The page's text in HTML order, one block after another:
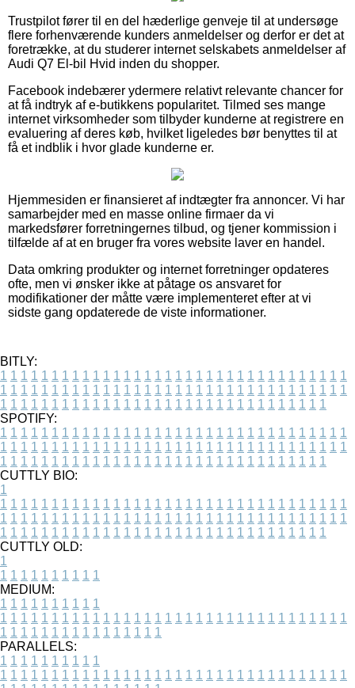
Trustpilot fører til en del hæderlige genveje til at undersøge
flere forhenværende kunders anmeldelser og derfor er det at
foretrække, at du studerer internet selskabets anmeldelser af
Audi Q7 El-bil Hvid inden du shopper.
Facebook indebærer ydermere relativt relevante chancer for
at få indtryk af e-butikkens popularitet. Tilmed ses mange
internet virksomheder som tilbyder kunderne at registrere en
evaluering af deres køb, hvilket ligeledes bør benyttes til at
få et indblik i hvor glade kunderne er.
Hjemmesiden er finansieret af indtægter fra annoncer. Vi har
samarbejder med en masse online firmaer da vi
markedsfører forretningernes tilbud, og tjener kommission i
tilfælde af at en bruger fra vores website laver en handel.
Data omkring produkter og internet forretninger opdateres
ofte, men vi ønsker ikke at påtage os ansvaret for
modifikationer der måtte være implementeret efter at vi
sidste gang opdaterede de viste informationer.
BITLY:
1 1 1 1 1 1 1 1 1 1 1 1 1 1 1 1 1 1 1 1 1 1 1 1 1 1 1 1 1 1 1 1 1 1
1 1 1 1 1 1 1 1 1 1 1 1 1 1 1 1 1 1 1 1 1 1 1 1 1 1 1 1 1 1 1 1 1 1
1 1 1 1 1 1 1 1 1 1 1 1 1 1 1 1 1 1 1 1 1 1 1 1 1 1 1 1 1 1 1 1
SPOTIFY:
1 1 1 1 1 1 1 1 1 1 1 1 1 1 1 1 1 1 1 1 1 1 1 1 1 1 1 1 1 1 1 1 1 1
1 1 1 1 1 1 1 1 1 1 1 1 1 1 1 1 1 1 1 1 1 1 1 1 1 1 1 1 1 1 1 1 1 1
1 1 1 1 1 1 1 1 1 1 1 1 1 1 1 1 1 1 1 1 1 1 1 1 1 1 1 1 1 1 1 1
CUTTLY BIO:
1
1 1 1 1 1 1 1 1 1 1 1 1 1 1 1 1 1 1 1 1 1 1 1 1 1 1 1 1 1 1 1 1 1 1
1 1 1 1 1 1 1 1 1 1 1 1 1 1 1 1 1 1 1 1 1 1 1 1 1 1 1 1 1 1 1 1 1 1
1 1 1 1 1 1 1 1 1 1 1 1 1 1 1 1 1 1 1 1 1 1 1 1 1 1 1 1 1 1 1 1
CUTTLY OLD:
1
1 1 1 1 1 1 1 1 1 1
MEDIUM:
1 1 1 1 1 1 1 1 1 1
1 1 1 1 1 1 1 1 1 1 1 1 1 1 1 1 1 1 1 1 1 1 1 1 1 1 1 1 1 1 1 1 1 1
1 1 1 1 1 1 1 1 1 1 1 1 1 1 1 1
PARALLELS:
1 1 1 1 1 1 1 1 1 1
1 1 1 1 1 1 1 1 1 1 1 1 1 1 1 1 1 1 1 1 1 1 1 1 1 1 1 1 1 1 1 1 1 1